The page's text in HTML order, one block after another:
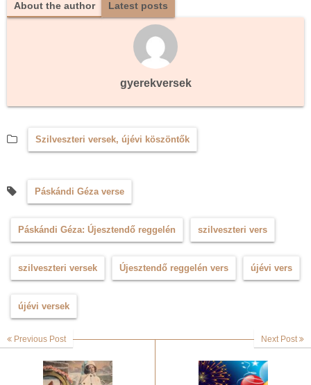
About the author Latest posts
gyerekversek
Szilveszteri versek, újévi köszöntők
Páskándi Géza verse
Páskándi Géza: Újesztendő reggelén szilveszteri vers
szilveszteri versek Újesztendő reggelén vers újévi vers
újévi versek
Previous Post Next Post